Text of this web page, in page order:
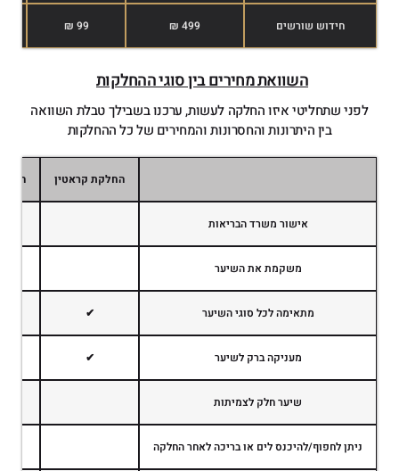
חידוש שורשים 499 ₪
99 ₪
השוואת מחירים בין סוגי ההחלקות
לפני שתחליטי איזו החלקה לעשות, ערכנו בשבילך טבלת השוואה
בין היתרונות והחסרונות והמחירים של כל ההחלקות
החלקת קראטין
אישור משרד הבריאות
משקמת את השיער
מתאימה לכל סוגי השיער ✔
מעניקה ברק לשיער ✔
שיער חלק לצמיתות
ניתן לחפוף/להיכנס לים או בריכה לאחר החלקה